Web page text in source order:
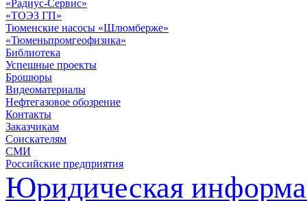
«Радиус-Сервис»
«ТОЭЗ ГП»
Тюменские насосы «Шлюмберже»
«Тюменьпромгеофизика»
Библиотека
Успешные проекты
Брошюры
Видеоматериалы
Нефтегазовое обозрение
Контакты
Заказчикам
Соискателям
СМИ
Российские предприятия
Юридическая